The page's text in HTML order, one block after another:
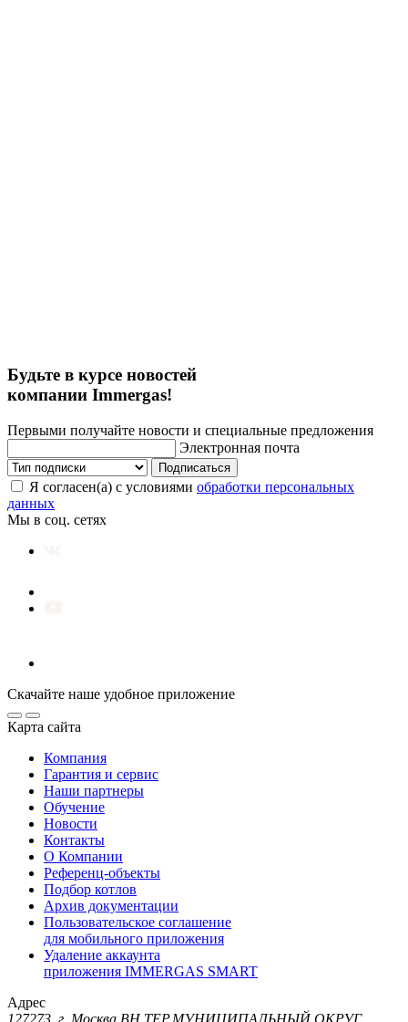
Будьте в курсе новостей
компании Immergas!
Первыми получайте новости и специальные предложения
Электронная почта
Подписаться
Я согласен(а) с условиями обработки персональных
данных
Мы в соц. сетях
Скачайте наше удобное приложение
Карта сайта
Компания
Гарантия и сервис
Наши партнеры
Обучение
Новости
Контакты
О Компании
Референц-объекты
Подбор котлов
Архив документации
Пользовательское соглашение
для мобильного приложения
Удаление аккаунта
приложения IMMERGAS SMART
Адрес
127273, г. Москва ВН.ТЕР.МУНИЦИПАЛЬНЫЙ ОКРУГ